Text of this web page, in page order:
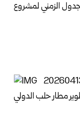
الزمني لمشروع